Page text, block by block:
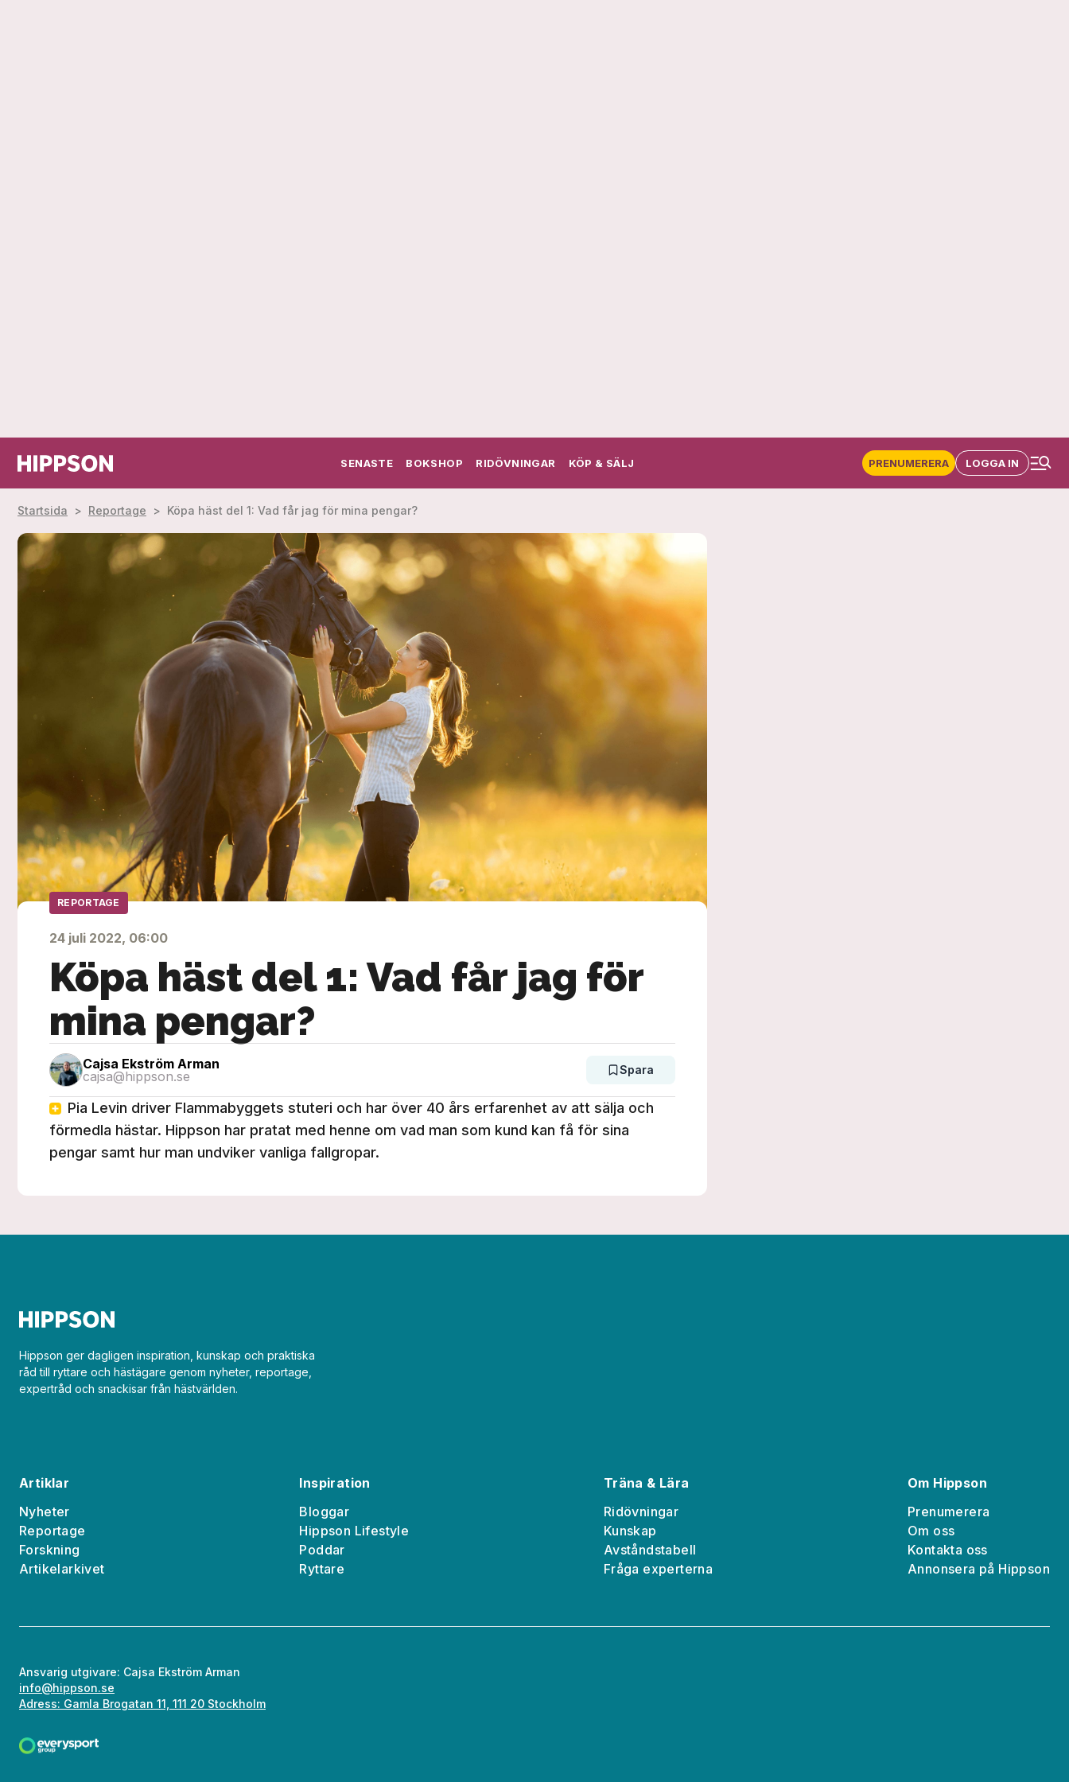
SENASTE BOKSHOP RIDÖVNINGAR KÖP & SÄLJ PRENUMERERA LOGGA IN
Startsida > Reportage > Köpa häst del 1: Vad får jag för mina pengar?
REPORTAGE
24 juli 2022, 06:00
Köpa häst del 1: Vad får jag för
mina pengar?
Cajsa Ekström Arman
cajsa@hippson.se
Spara
Pia Levin driver Flammabyggets stuteri och har över 40 års erfarenhet av att sälja och
förmedla hästar. Hippson har pratat med henne om vad man som kund kan få för sina
pengar samt hur man undviker vanliga fallgropar.
Hippson ger dagligen inspiration, kunskap och praktiska
råd till ryttare och hästägare genom nyheter, reportage,
expertråd och snackisar från hästvärlden.
Artiklar
Nyheter
Reportage
Forskning
Artikelarkivet
Inspiration
Bloggar
Hippson Lifestyle
Poddar
Ryttare
Träna & Lära
Ridövningar
Kunskap
Avståndstabell
Fråga experterna
Om Hippson
Prenumerera
Om oss
Kontakta oss
Annonsera på Hippson
Ansvarig utgivare: Cajsa Ekström Arman
info@hippson.se
Adress: Gamla Brogatan 11, 111 20 Stockholm